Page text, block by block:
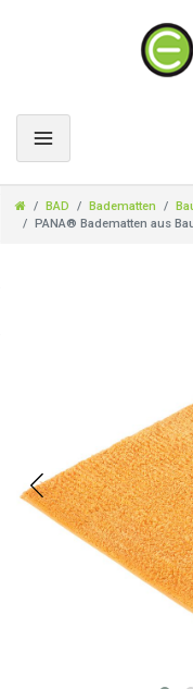
BAD Badematten
PANA® Badematten aus